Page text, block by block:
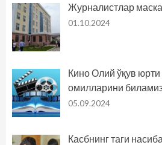
Журналистлар
01.10.2024
Кино Олий ўқув
омилларини
05.09.2024
Касбнинг таги насиба